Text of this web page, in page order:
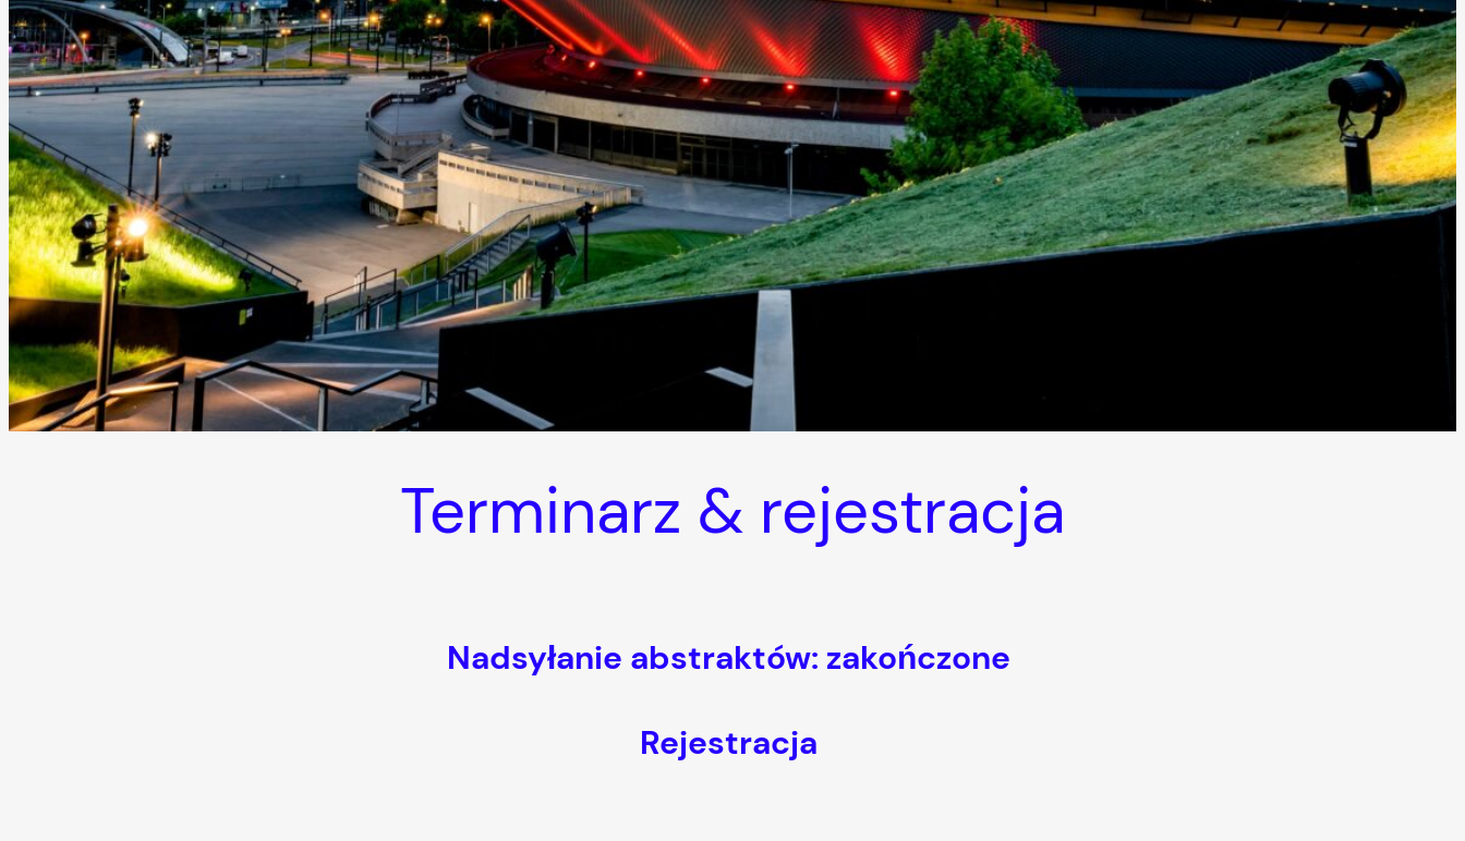
Terminarz & rejestracja
Nadsyłanie abstraktów: zakończone
Rejestracja